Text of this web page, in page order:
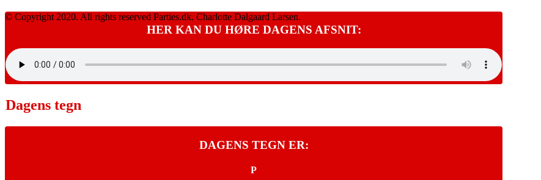
HER KAN DU HØRE DAGENS AFSNIT:
Dagens tegn
DAGENS TEGN ER:
P
© Copyright 2020. All rights reserved Parties.dk. Charlotte Dalgaard Larsen.